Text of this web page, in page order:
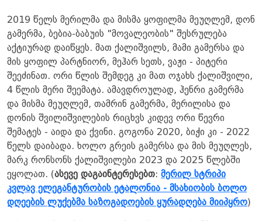
​2019 წელს მერილმა და მისმა ყოფილმა მეუღლემ, დონ
გამერმა, ბებია-ბაბუის "მოვალეობის" შესრულება
აქტიურად დაიწყეს. მათ ქალიშვილს, მამი გამერსა და
მის ყოფილ პარტნიორ, მეჰარ სეთს, ვაჟი - პიტერი
შეეძინათ. ორი წლის შემდეგ კი მათ ოჯახს ქალიშვილი,
4 წლის მერი შეემატა. ​ამავდროულად, ჰენრი გამერმა
და მისმა მეუღლემ, თამრინ გამერმა, მერილისა და
დონის შვილიშვილების რიცხვს კიდევ ორი წევრი
შემატეს - აიდა და ქვინი. გოგონა 2020, ბიჭი კი - 2022
წელს დაიბადა. ხოლო გრეის გამერსა და მის მეუღლეს,
მარკ რონსონს ქალიშვილები 2023 და 2025 წლებში
ეყოლათ. (ასევე დაგაინტერესებთ: მერილ სტრიპი
კვლავ ელეგანტურობის ეტალონია - მსახიობის ბოლო
დღეების ლუქებმა საზოგადოების ყურადღება მიიპყრო)